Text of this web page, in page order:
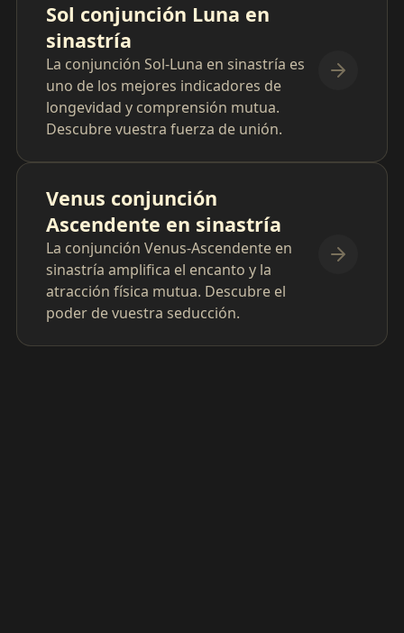
Sol conjunción Luna en
sinastría
La conjunción Sol-Luna en sinastría es
uno de los mejores indicadores de
longevidad y comprensión mutua.
Descubre vuestra fuerza de unión.
Venus conjunción
Ascendente en sinastría
La conjunción Venus-Ascendente en
sinastría amplifica el encanto y la
atracción física mutua. Descubre el
poder de vuestra seducción.